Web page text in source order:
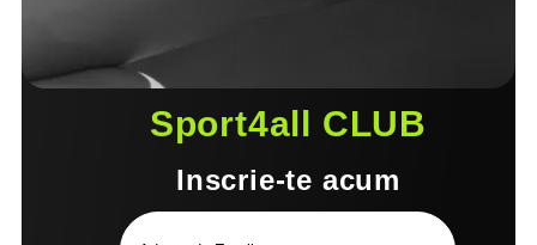
Sport4all CLUB
Inscrie-te acum